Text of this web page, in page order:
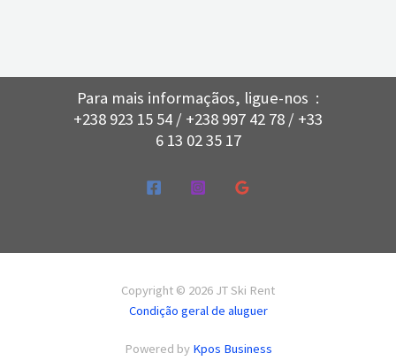
Para mais informaçãos, ligue-nos :
+238 923 15 54 / +238 997 42 78 / +33
6 13 02 35 17
Copyright © 2026 JT Ski Rent
Condição geral de aluguer
Powered by Kpos Business